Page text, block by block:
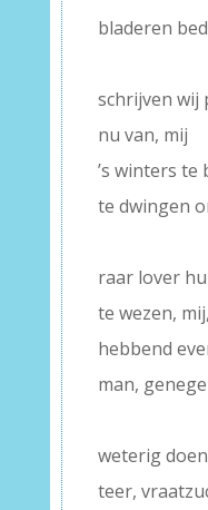
bladeren
schrijven wij
nu van, mij
’s winters te
te dwingen
raar lover
te wezen,
hebbend
man,
weterig
teer,